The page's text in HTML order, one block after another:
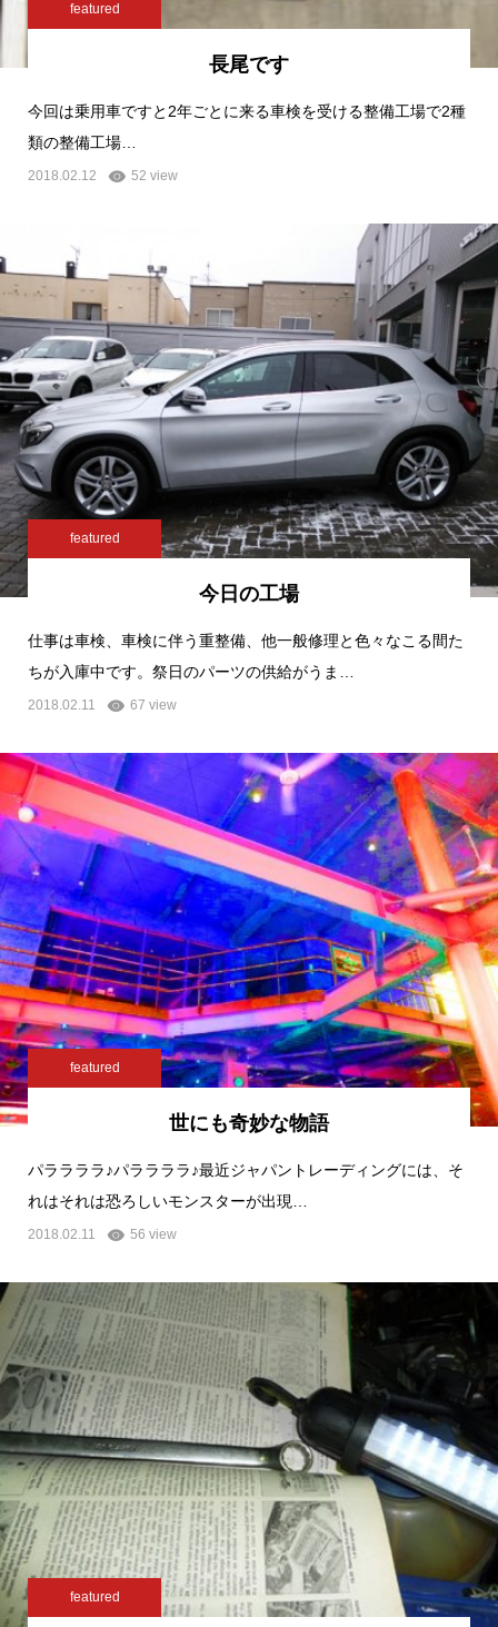
featured
長尾です
今回は乗用車ですと2年ごとに来る車検を受ける整備工場で2種
類の整備工場…
2018.02.12 52 view
featured
今日の工場
仕事は車検、車検に伴う重整備、他一般修理と色々なこる間た
ちが入庫中です。祭日のパーツの供給がうま…
2018.02.11 67 view
featured
世にも奇妙な物語
パララララ♪パララララ♪最近ジャパントレーディングには、そ
れはそれは恐ろしいモンスターが出現…
2018.02.11 56 view
featured